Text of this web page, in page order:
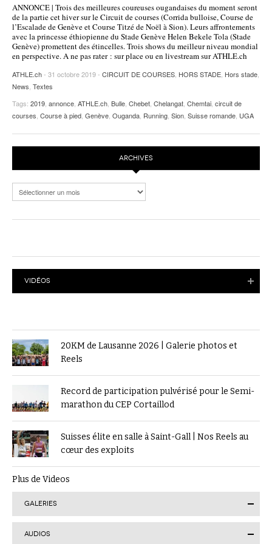
POURQUOI ATHLE.CH ?
ATHLE.CH RÉGIONS | VAUD
HIGHLIGHTS
LIVRES
ANNONCE | Trois des meilleures coureuses ougandaises du moment seront
de la partie cet hiver sur le Circuit de courses (Corrida bulloise, Course de
l’Escalade de Genève et Course Titzé de Noël à Sion). Leurs affrontements
avec la princesse éthiopienne du Stade Genève Helen Bekele Tola (Stade
Genève) promettent des étincelles. Trois shows du meilleur niveau mondial
en perspective. A ne pas rater : sur place ou en livestream sur ATHLE.ch
ATHLE.ch- 31 octobre 2019 - CIRCUIT DE COURSES HORS STADE Hors stade
News Textes
Tags: 2019 annonce ATHLE.ch Bulle Chebet Chelangat Chemtai circuit de
courses Course à pied Genève Ouganda Running Sion Suisse romande UGA
ARCHIVES
Archives
VIDÉOS
20KM de Lausanne 2026 | Galerie photos et
Reels
Record de participation pulvérisé pour le Semi-
marathon du CEP Cortaillod
Suisses élite en salle à Saint-Gall | Nos Reels au
cœur des exploits
Plus de Videos
GALERIES
AUDIOS